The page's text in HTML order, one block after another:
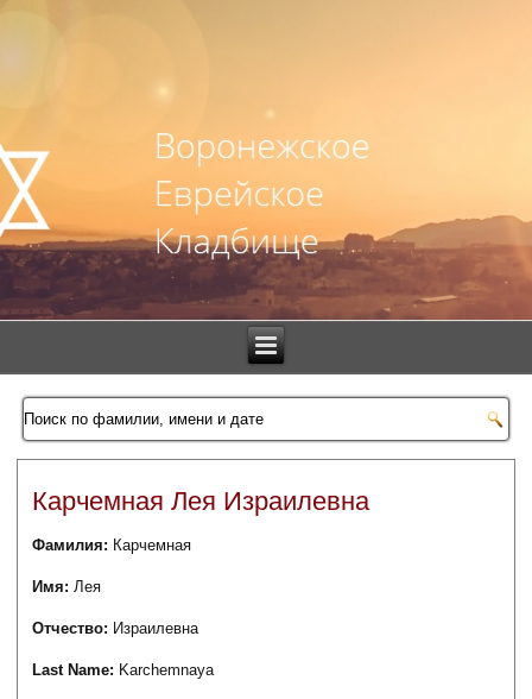
Карчемная Лея Израилевна
Фамилия: Карчемная
Имя:Лея
Отчество: Израилевна
Last Name: Karchemnaya